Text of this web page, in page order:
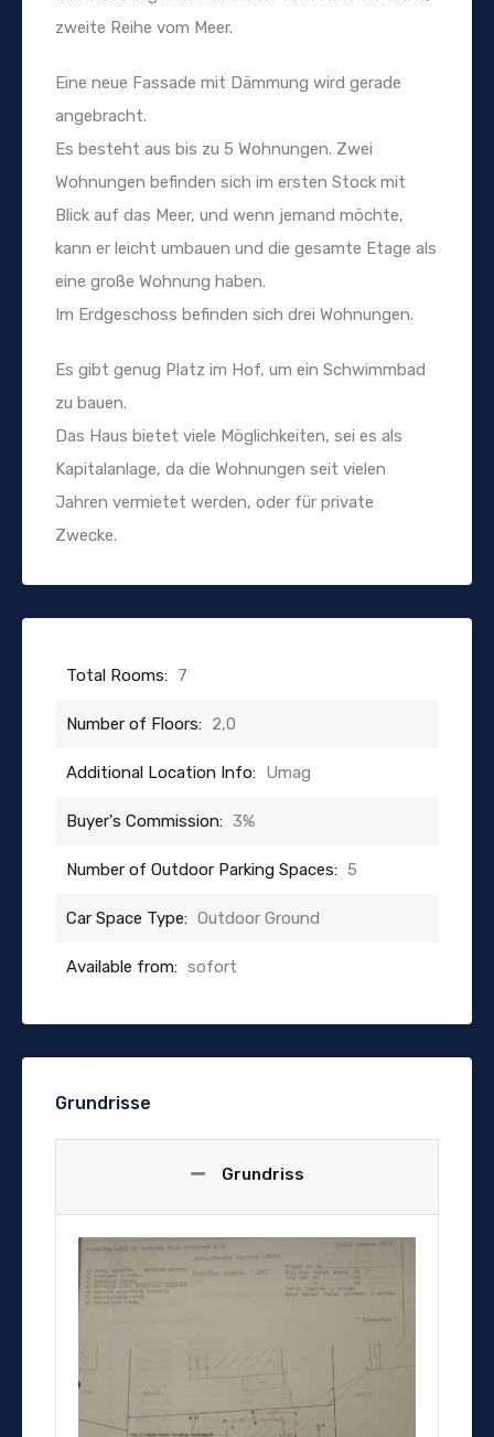
zweite Reihe vom Meer.
Eine neue Fassade mit Dämmung wird gerade
angebracht.
Es besteht aus bis zu 5 Wohnungen. Zwei
Wohnungen befinden sich im ersten Stock mit
Blick auf das Meer, und wenn jemand möchte,
kann er leicht umbauen und die gesamte Etage als
eine große Wohnung haben.
Im Erdgeschoss befinden sich drei Wohnungen.
Es gibt genug Platz im Hof, um ein Schwimmbad
zu bauen.
Das Haus bietet viele Möglichkeiten, sei es als
Kapitalanlage, da die Wohnungen seit vielen
Jahren vermietet werden, oder für private
Zwecke.
Total Rooms: 7
Number of Floors: 2,0
Additional Location Info: Umag
Buyer's Commission: 3%
Number of Outdoor Parking Spaces: 5
Car Space Type: Outdoor Ground
Available from: sofort
Grundrisse
Grundriss